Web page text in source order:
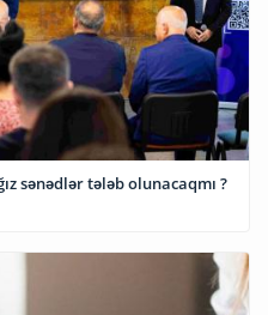
sənədlər tələb olunacaqmı ?